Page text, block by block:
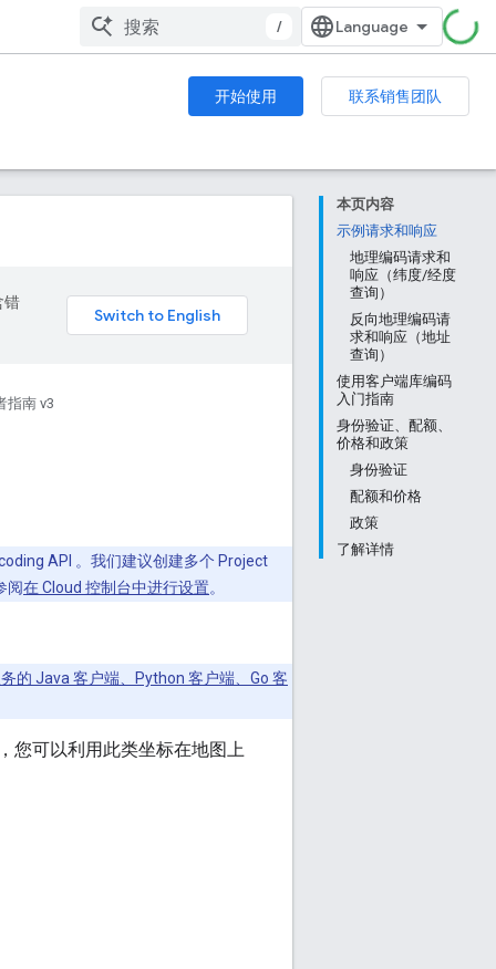
/
开始使用
联系销售团队
本页内容
示例请求和响应
地理编码请求和
响应（纬度/经度
查询）
反向地理编码请
求和响应（地址
查询）
使用客户端库编码
入门指南
身份验证、配额、
价格和政策
身份验证
配额和价格
政策
了解详情
错
指南 v3
API 。我们建议创建多个 Project
阅在 Cloud 控制台中进行设置。
的 Java 客户端、Python 客户端、Go 客
您可以利用此类坐标在地图上